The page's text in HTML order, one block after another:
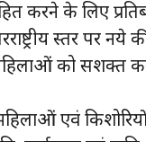
करने के लिए
स्तर पर
को सशक्त
एवं किशोरियों